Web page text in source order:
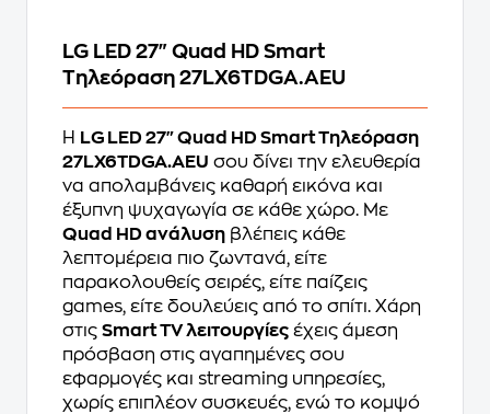
LG LED 27" Quad HD Smart
Τηλεόραση 27LX6TDGA.AEU
Η
LG LED 27" Quad HD Smart Τηλεόραση
27LX6TDGA.AEU σου δίνει την ελευθερία
να απολαμβάνεις καθαρή εικόνα και
έξυπνη ψυχαγωγία σε κάθε χώρο. Με
Quad HD ανάλυση βλέπεις κάθε
λεπτομέρεια πιο ζωντανά, είτε
παρακολουθείς σειρές, είτε παίζεις
games, είτε δουλεύεις από το σπίτι. Χάρη
στις Smart TV λειτουργίες έχεις άμεση
πρόσβαση στις αγαπημένες σου
εφαρμογές και streaming υπηρεσίες,
χωρίς επιπλέον συσκευές, ενώ το κομψό